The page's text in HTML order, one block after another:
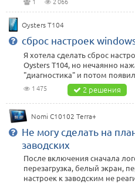
Oysters T104
сброс настроек
Я хотела сделать сброс
Oysters T104, но нечаянно
"диагностика" и потом
1 475 2 решения
Nomi C10102 Terra+
Не могу сделать на
заводских
После включения сначала
перезагрузка, белый экран,
настроек к заводским не